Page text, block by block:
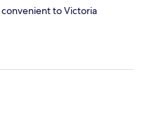
to Victoria